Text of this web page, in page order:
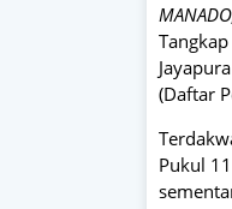
(Daftar
Pukul